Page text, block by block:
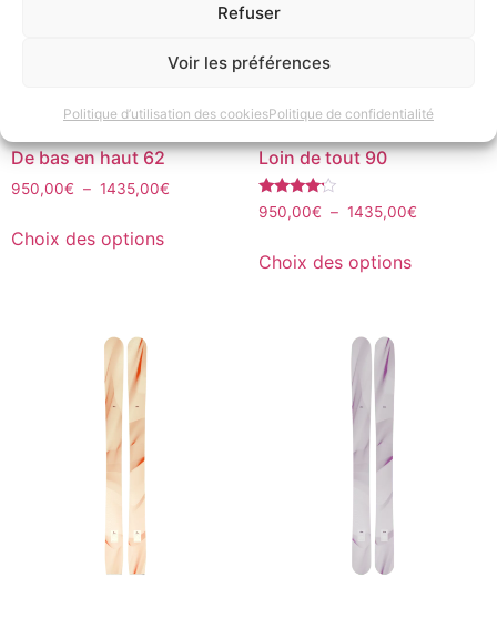
Refuser
Voir les préférences
Politique d’utilisation des cookiesPolitique de confidentialité
De bas en haut 62
950,00€ – 1435,00€
Choix des options
Loin de tout 90
Note
4.00
950,00€ – 1435,00€
Choix des options